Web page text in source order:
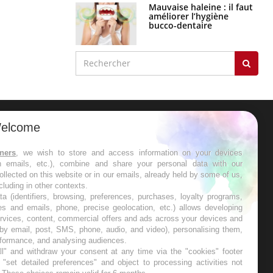
Mauvaise haleine : il faut
améliorer l’hygiène
bucco-dentaire
les semaines les meilleures
, we wish to store and access information on your devices
emails, etc.), combine and share your personal data with our
on this website or in our emails, already held by some of us,
in other contexts.
(identifiers, browsing, preferences, purchases, loyalty programs,
and emails, phone, precise geolocation, etc.) allows developing
content, commercial offers and ads across your devices and
email, post, SMS, phone, audio, and video), personalising them,
and analysing audiences.
and withdraw your consent at any time via the "cookies" footer
detailed preferences" and object to processing activities not